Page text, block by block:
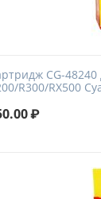
CG-
R300/RX500
₽